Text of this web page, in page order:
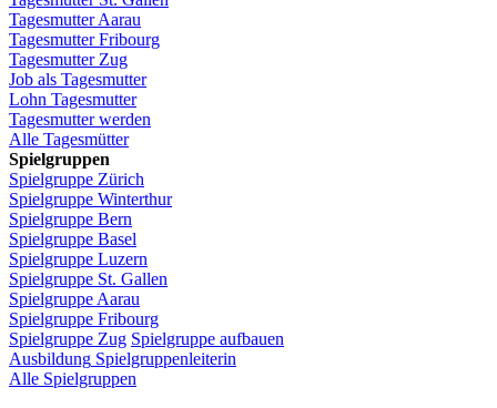
Tagesmutter Aarau
Tagesmutter Fribourg
Tagesmutter Zug
Job als Tagesmutter
Lohn Tagesmutter
Tagesmutter werden
Alle Tagesmütter
Spielgruppen
Spielgruppe Zürich
Spielgruppe Winterthur
Spielgruppe Bern
Spielgruppe Basel
Spielgruppe Luzern
Spielgruppe St. Gallen
Spielgruppe Aarau
Spielgruppe Fribourg
Spielgruppe Zug Spielgruppe aufbauen
Ausbildung Spielgruppenleiterin
Alle Spielgruppen